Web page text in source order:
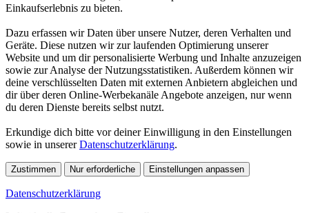
Einkaufserlebnis zu bieten.
Dazu erfassen wir Daten über unsere Nutzer, deren Verhalten und
Geräte. Diese nutzen wir zur laufenden Optimierung unserer
Website und um dir personalisierte Werbung und Inhalte anzuzeigen
sowie zur Analyse der Nutzungsstatistiken. Außerdem können wir
deine verschlüsselten Daten mit externen Anbietern abgleichen und
dir über deren Online-Werbekanäle Angebote anzeigen, nur wenn
du deren Dienste bereits selbst nutzt.
Erkundige dich bitte vor deiner Einwilligung in den Einstellungen
sowie in unsererDatenschutzerklärung.
Zustimmen Nur erforderliche Einstellungen anpassen
Datenschutzerklärung